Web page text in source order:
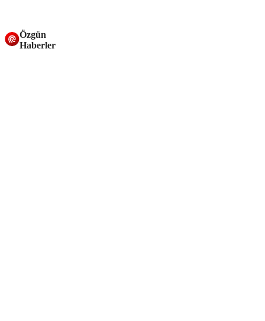
Özgün
Haberler